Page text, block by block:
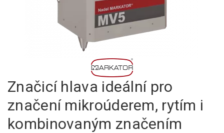
Značicí hlava ideální pro
značení mikroúderem, rytím i
kombinovaným značením